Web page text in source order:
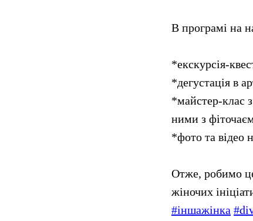
В програмі на
*екскурсія-
*дегустація в
*майстер-клас
ними з
*фото та відео
Отже, робимо
жіночих
#іншажінка